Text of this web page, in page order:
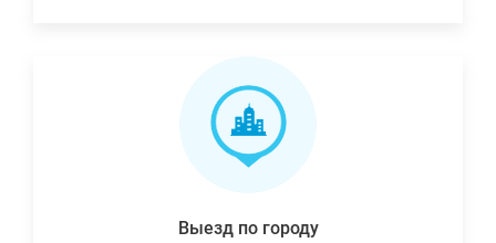
Выезд по городу